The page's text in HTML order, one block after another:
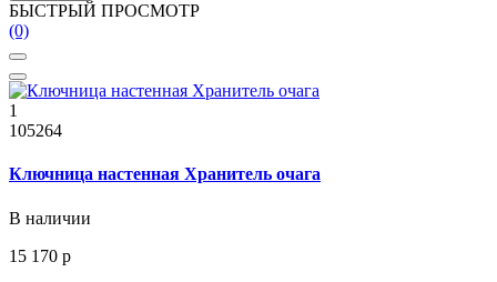
БЫСТРЫЙ ПРОСМОТР
(0)
1
105264
Ключница настенная Хранитель очага
В наличии
15 170 р